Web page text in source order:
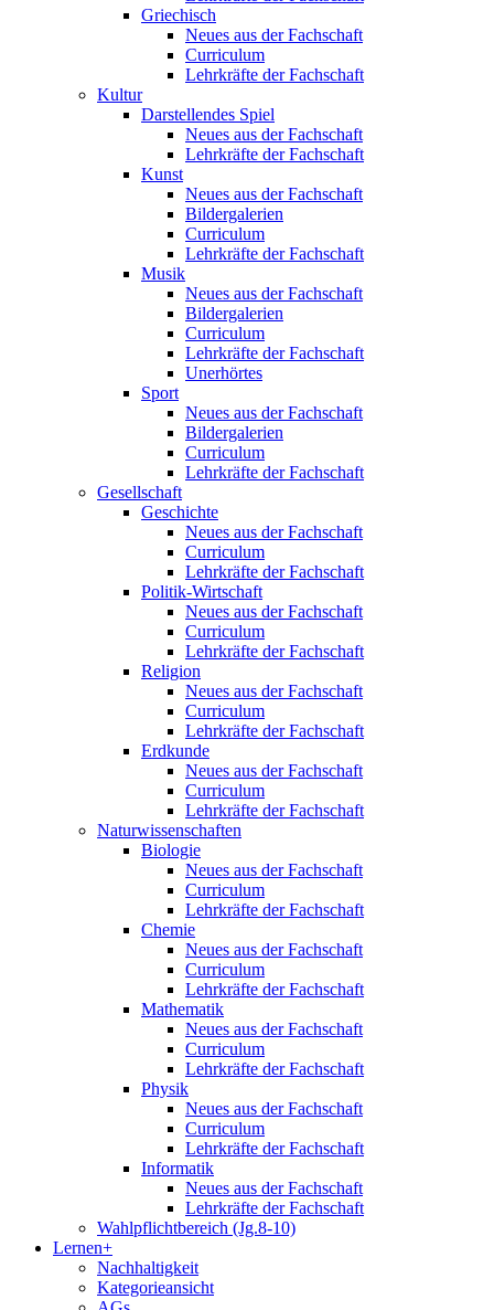
Griechisch
Neues aus der Fachschaft
Curriculum
Lehrkräfte der Fachschaft
Kultur
Darstellendes Spiel
Neues aus der Fachschaft
Lehrkräfte der Fachschaft
Kunst
Neues aus der Fachschaft
Bildergalerien
Curriculum
Lehrkräfte der Fachschaft
Musik
Neues aus der Fachschaft
Bildergalerien
Curriculum
Lehrkräfte der Fachschaft
Unerhörtes
Sport
Neues aus der Fachschaft
Bildergalerien
Curriculum
Lehrkräfte der Fachschaft
Gesellschaft
Geschichte
Neues aus der Fachschaft
Curriculum
Lehrkräfte der Fachschaft
Politik-Wirtschaft
Neues aus der Fachschaft
Curriculum
Lehrkräfte der Fachschaft
Religion
Neues aus der Fachschaft
Curriculum
Lehrkräfte der Fachschaft
Erdkunde
Neues aus der Fachschaft
Curriculum
Lehrkräfte der Fachschaft
Naturwissenschaften
Biologie
Neues aus der Fachschaft
Curriculum
Lehrkräfte der Fachschaft
Chemie
Neues aus der Fachschaft
Curriculum
Lehrkräfte der Fachschaft
Mathematik
Neues aus der Fachschaft
Curriculum
Lehrkräfte der Fachschaft
Physik
Neues aus der Fachschaft
Curriculum
Lehrkräfte der Fachschaft
Informatik
Neues aus der Fachschaft
Lehrkräfte der Fachschaft
Wahlpflichtbereich (Jg.8-10)
Lernen+
Nachhaltigkeit
Kategorieansicht